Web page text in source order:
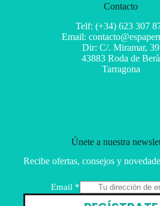
Contacto
Telf: (+34) 623 307
Email:
Dir: C/. Miramar, 39
43883 Roda de Berà
Tarragona
Únete a nuestra
Recibe ofertas, consejos y
m
Email *